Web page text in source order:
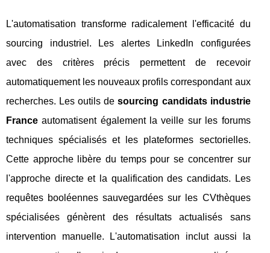
L'automatisation transforme radicalement l'efficacité du
sourcing industriel. Les alertes LinkedIn configurées
avec des critères précis permettent de recevoir
automatiquement les nouveaux profils correspondant aux
recherches. Les outils desourcing candidats industrie
France automatisent également la veille sur les forums
techniques spécialisés et les plateformes sectorielles.
Cette approche libère du temps pour se concentrer sur
l'approche directe et la qualification des candidats. Les
requêtes booléennes sauvegardées sur les CVthèques
spécialisées génèrent des résultats actualisés sans
intervention manuelle. L'automatisation inclut aussi la